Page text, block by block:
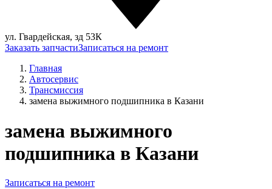
ул. Гвардейская, зд 53К
Заказать запчастиЗаписаться на ремонт
Главная
Автосервис
Трансмиссия
замена выжимного подшипника в Казани
замена выжимного
подшипника в Казани
Записаться на ремонт